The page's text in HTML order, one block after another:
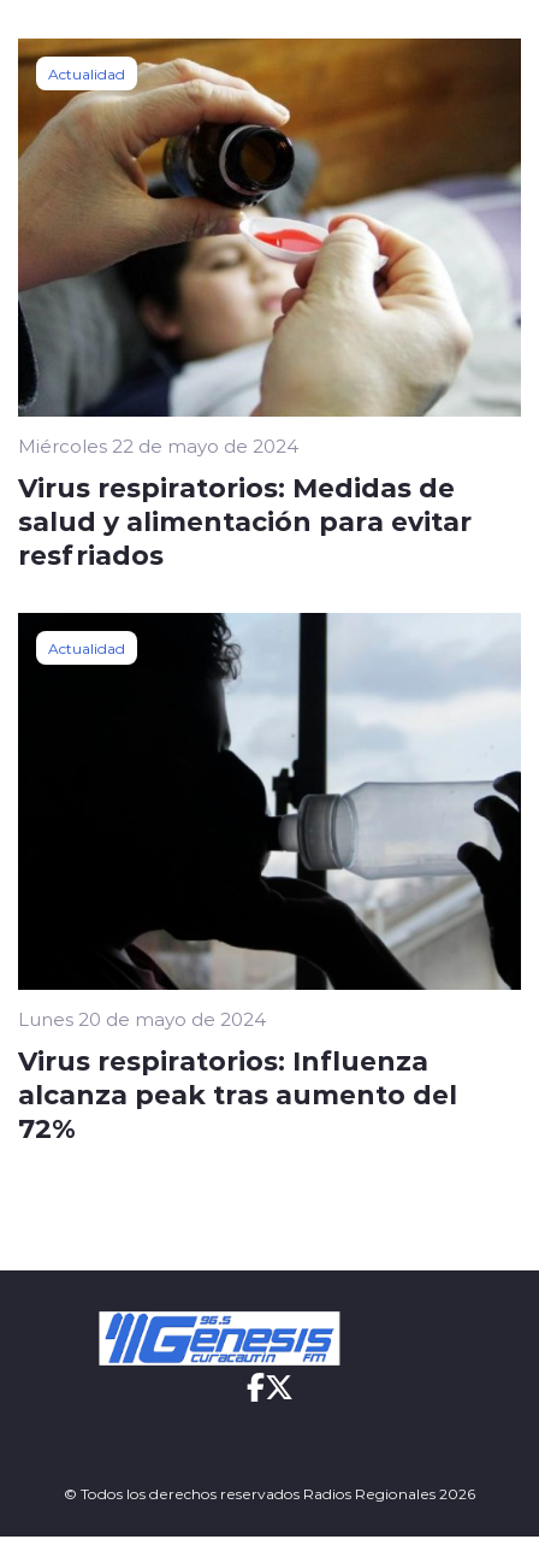
Actualidad
Miércoles 22 de mayo de 2024
Virus respiratorios: Medidas de
salud y alimentación para evitar
resfriados
Actualidad
Lunes 20 de mayo de 2024
Virus respiratorios: Influenza
alcanza peak tras aumento del
72%
© Todos los derechos reservados Radios Regionales 2026